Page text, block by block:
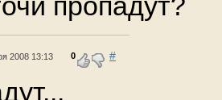
2008 13:13 0 #